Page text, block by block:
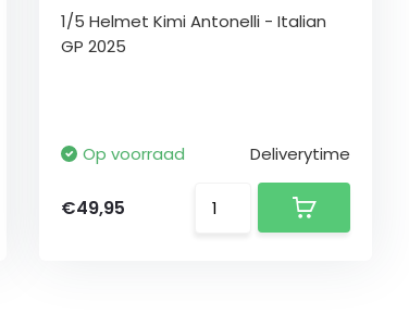
1/5 Helmet Kimi Antonelli - Italian
GP 2025
Op voorraad Deliverytime
€49,95